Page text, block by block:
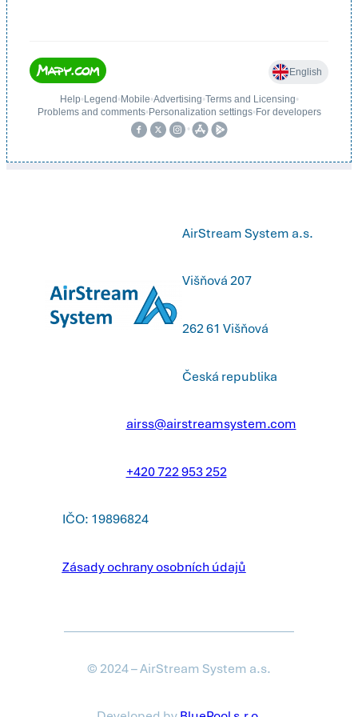
AirStream System a.s.
Višňová 207
262 61 Višňová
Česká republika
airss@airstreamsystem.com
+420 722 953 252
IČO: 19896824
Zásady ochrany osobních údajů
© 2024 – AirStream System a.s.